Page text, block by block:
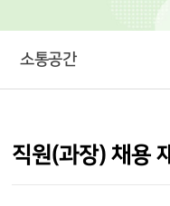
소통공간
직원(과장) 채용